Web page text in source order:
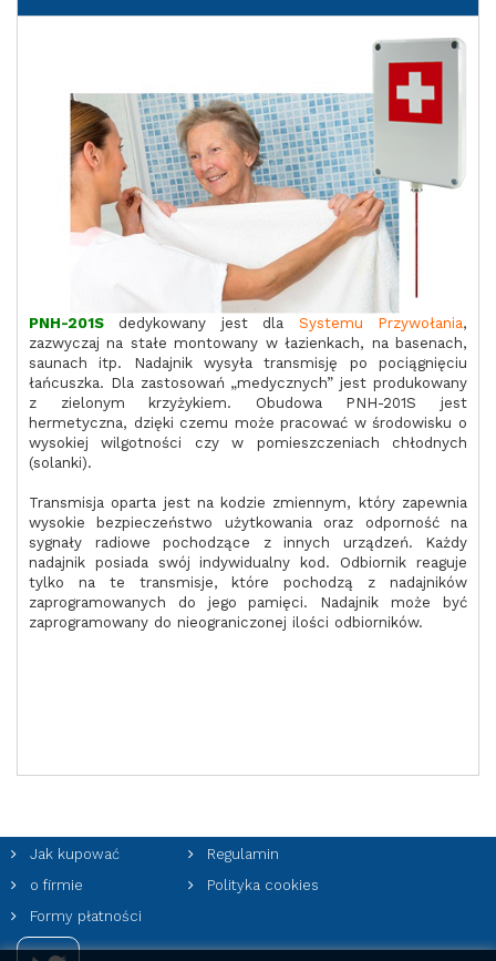
PNH-201S dedykowany jest dla Systemu Przywołania,
zazwyczaj na stałe montowany w łazienkach, na basenach,
saunach itp. Nadajnik wysyła transmisję po pociągnięciu
łańcuszka. Dla zastosowań „medycznych” jest produkowany
z zielonym krzyżykiem. Obudowa PNH-201S jest
hermetyczna, dzięki czemu może pracować w środowisku o
wysokiej wilgotności czy w pomieszczeniach chłodnych
(solanki).
Transmisja oparta jest na kodzie zmiennym, który zapewnia
wysokie bezpieczeństwo użytkowania oraz odporność na
sygnały radiowe pochodzące z innych urządzeń. Każdy
nadajnik posiada swój indywidualny kod. Odbiornik reaguje
tylko na te transmisje, które pochodzą z nadajników
zaprogramowanych do jego pamięci. Nadajnik może być
zaprogramowany do nieograniczonej ilości odbiorników.
Jak kupować
o firmie
Formy płatności
Regulamin
Polityka cookies